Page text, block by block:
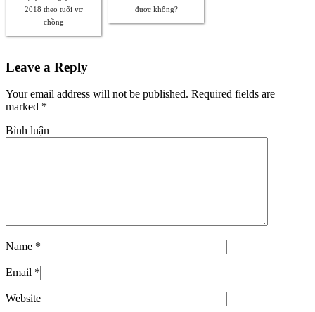
2018 theo tuổi vợ
chồng
được không?
Leave a Reply
Your email address will not be published. Required fields are
marked *
Bình luận
Name *
Email *
Website